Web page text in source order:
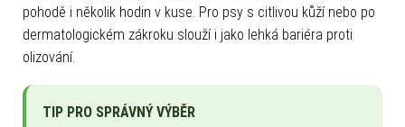
pohodě i několik hodin v kuse. Pro psy s citlivou kůží nebo po
dermatologickém zákroku slouží i jako lehká bariéra proti
olizování.
TIP PRO SPRÁVNÝ VÝBĚR